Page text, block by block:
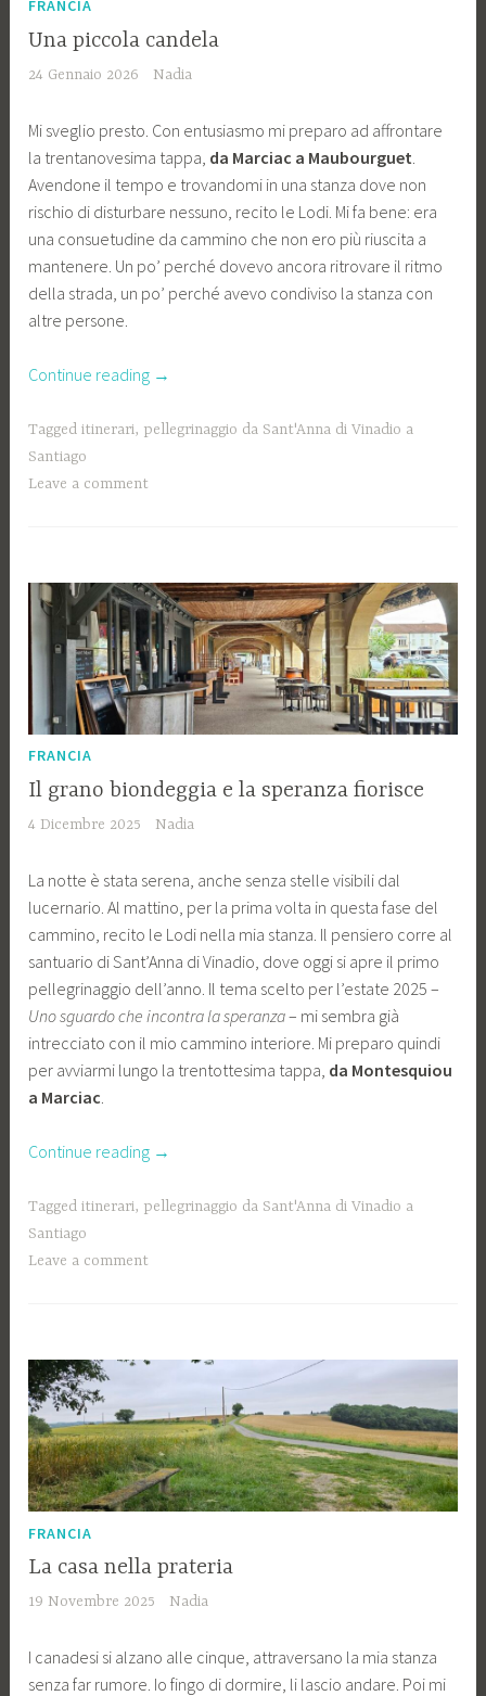
FRANCIA
Una piccola candela
24 Gennaio 2026 Nadia
Mi sveglio presto. Con entusiasmo mi preparo ad affrontare
la trentanovesima tappa, da Marciac a Maubourguet
Avendone il tempo e trovandomi in una stanza dove non
rischio di disturbare nessuno, recito le Lodi. Mi fa bene: era
una consuetudine da cammino che non ero più riuscita a
mantenere. Un po’ perché dovevo ancora ritrovare il ritmo
della strada, un po’ perché avevo condiviso la stanza con
altre persone.
Continue reading “Una
candela”
→
Taggeditinerari, pellegrinaggio da Sant'Anna di Vinadio a
Santiago
Leave a comment
FRANCIA
Il grano biondeggia e la speranza fiorisce
4 Dicembre 2025 Nadia
La notte è stata serena, anche senza stelle visibili dal
lucernario. Al mattino, per la prima volta in questa fase del
cammino, recito le Lodi nella mia stanza. Il pensiero corre al
santuario di Sant’Anna di Vinadio, dove oggi si apre il primo
pellegrinaggio dell’anno. Il tema scelto per l’estate 2025 –
Uno sguardo che incontra la speranza– mi sembra già
intrecciato con il mio cammino interiore. Mi preparo quindi
per avviarmi lungo la trentottesima tappa, da Montesquiou
a Marciac
Continue reading “Il
biondeggia
→
Taggeditinerari, pellegrinaggio da Sant'Anna di Vinadio a
Santiago
Leave a comment
FRANCIA
La casa nella prateria
19 Novembre 2025 Nadia
I canadesi si alzano alle cinque, attraversano la mia stanza
senza far rumore. Io fingo di dormire, li lascio andare. Poi mi